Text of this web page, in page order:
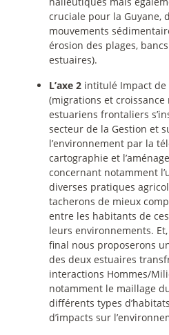
cruciale pour la Guyane,
mouvements
érosion des plages,
estuaires).
L’axe 2 intitulé Impact
(migrations et
estuariens frontaliers
secteur de la Gestion et
l’environnement par la
cartographie et
concernant notamment
diverses pratiques
tacherons de mieux
entre les habitants de
leurs environnements.
final nous proposerons
des deux estuaires
interactions Hommes/
notamment le maillage
différents types
d’impacts sur